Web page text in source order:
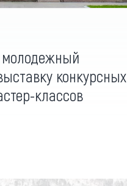
молодежный
конкурсных
классов